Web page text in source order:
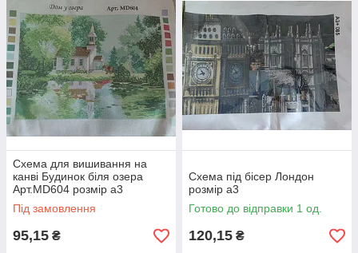
Схема для вишивання на
канві Будинок біля озера
Арт.MD604 розмір а3
Під замовлення
95,15 ₴
Схема під бісер Лондон
розмір а3
Готово до відправки 1 од.
120,15 ₴